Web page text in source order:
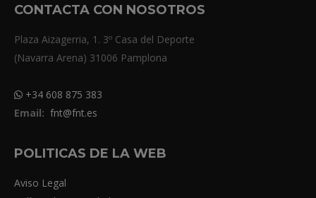
CONTACTA CON NOSOTROS
Plaza Aizagerria, 1. 3º Casa del Deporte
(Navarra Arena) 31006 Pamplona
+34 608 875 383
Email: fnt@fnt.es
POLITICAS DE LA WEB
Aviso Legal